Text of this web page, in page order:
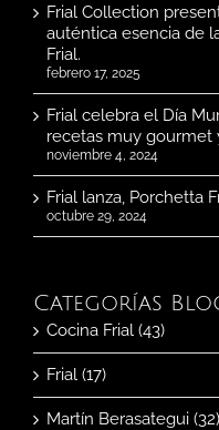
Frial Collection
auténtica esencia de
Frial.
febrero 17, 2025
Frial celebra el Día
recetas muy gourmet
noviembre 4, 2024
Frial lanza, Porchetta
octubre 29, 2024
Categorías
Cocina Frial (43)
Frial (17)
Martín Berasategui (32)